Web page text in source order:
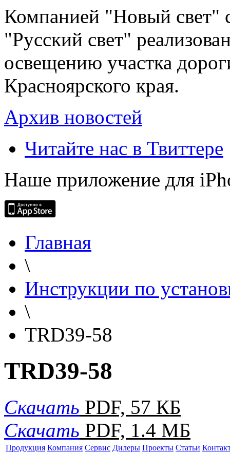
Компанией "Новый свет"
"Русский свет"
освещению участка
Красноярского края.
Архив новостей
Читайте нас в Твиттере
Наше приложение для
Главная
\
Инструкции по
\
TRD39-58
TRD39-58
Скачать PDF, 57 КБ
Скачать PDF, 1.4 МБ
Продукция Компания Сервис Дилеры Проекты Статьи